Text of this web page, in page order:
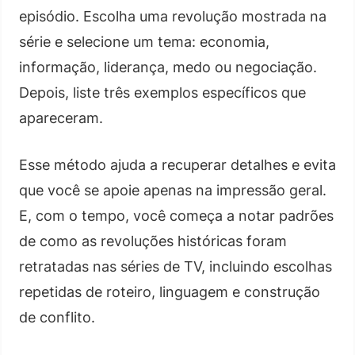
episódio. Escolha uma revolução mostrada na
série e selecione um tema: economia,
informação, liderança, medo ou negociação.
Depois, liste três exemplos específicos que
apareceram.
Esse método ajuda a recuperar detalhes e evita
que você se apoie apenas na impressão geral.
E, com o tempo, você começa a notar padrões
de como as revoluções históricas foram
retratadas nas séries de TV, incluindo escolhas
repetidas de roteiro, linguagem e construção
de conflito.